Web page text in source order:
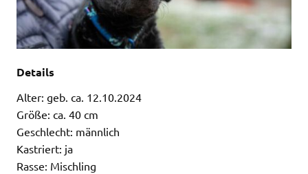
Details
Alter: geb. ca. 12.10.2024
Größe: ca. 40 cm
Geschlecht: männlich
Kastriert: ja
Rasse: Mischling